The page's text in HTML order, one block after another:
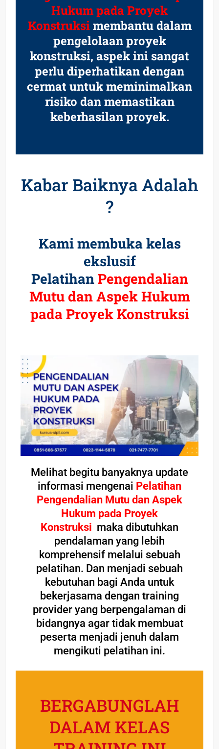
Hukum pada Proyek
Konstruksimembantu dalam
pengelolaan proyek
konstruksi, aspek ini sangat
perlu diperhatikan dengan
cermat untuk meminimalkan
risiko dan memastikan
keberhasilan proyek.
Kabar Baiknya Adalah
?
Kami membuka kelas
ekslusif
PelatihanPengendalian
Mutu dan Aspek Hukum
pada Proyek Konstruksi
Melihat begitu banyaknya update
informasi mengenai Pelatihan
Pengendalian Mutu dan Aspek
Hukum pada Proyek
Konstruksi maka dibutuhkan
pendalaman yang lebih
komprehensif melalui sebuah
pelatihan. Dan menjadi sebuah
kebutuhan bagi Anda untuk
bekerjasama dengan training
provider yang berpengalaman di
bidangnya agar tidak membuat
peserta menjadi jenuh dalam
mengikuti pelatihan ini.
BERGABUNGLAH
DALAM KELAS